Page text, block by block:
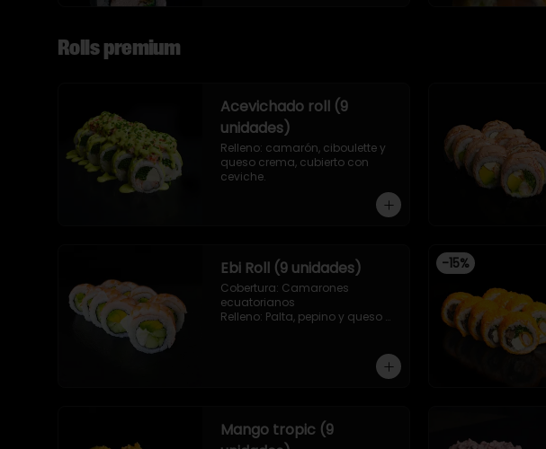
Rolls premium
Acevichado roll (9
unidades)
Relleno: camarón, ciboulette y
queso crema, cubierto con
ceviche.
Ebi Roll (9 unidades)
Cobertura: Camarones
ecuatorianos
Relleno: Palta, pepino y queso
-15%
Mango tropic (9